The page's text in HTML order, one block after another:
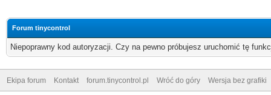
Forum tinycontrol
Niepoprawny kod autoryzacji. Czy na pewno próbujesz uruchomić tę
Ekipa forum Kontakt forum.tinycontrol.pl Wróć do góry Wersja bez grafiki